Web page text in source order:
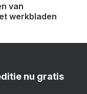
van
werkbladen
nu gratis